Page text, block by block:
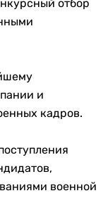
отбор
и
кадров.
военной